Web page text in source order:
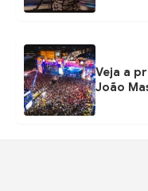
Veja a
João